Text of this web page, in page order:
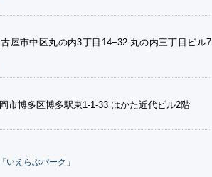
屋市中区丸の内3丁目14−32 丸の内三丁目ビル7
市博多区博多駅東1-1-33 はかた近代ビル2階
いえらぶパーク」